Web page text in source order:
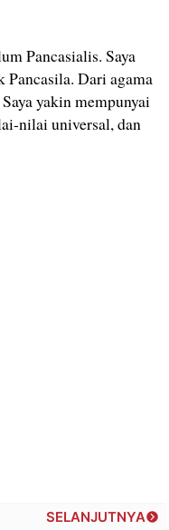
Pancasialis. Saya
Pancasila. Dari agama
yakin mempunyai
nilai universal, dan
SELANJUTNYA